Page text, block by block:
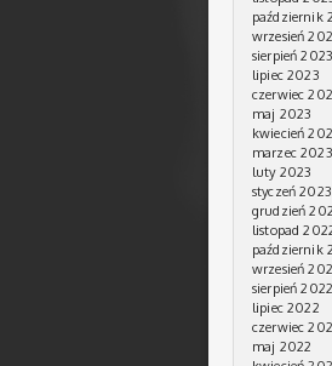
październik
wrzesień
sierpień 2023
lipiec 2023
czerwiec
maj 2023
kwiecień
marzec 2023
luty 2023
styczeń 2023
grudzień
listopad
październik
wrzesień
sierpień 2022
lipiec 2022
czerwiec
maj 2022